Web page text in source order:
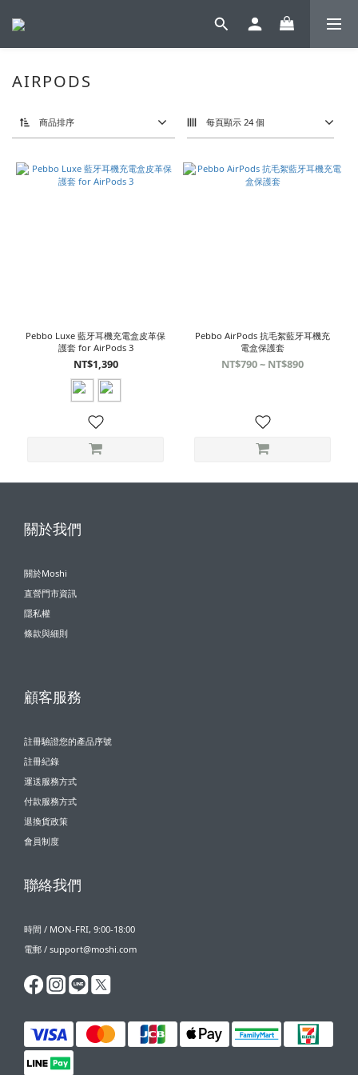
AIRPODS
商品排序 每頁顯示 24 個
Pebbo Luxe 藍牙耳機充電盒皮革保
護套 for AirPods 3
NT$1,390
Pebbo AirPods 抗毛絮藍牙耳機充
電盒保護套
NT$790 ~ NT$890
關於我們
關於Moshi
直營門市資訊
隱私權
條款與細則
顧客服務
註冊驗證您的產品序號
註冊紀錄
運送服務方式
付款服務方式
退換貨政策
會員制度
聯絡我們
時間 / MON-FRI, 9:00-18:00
電郵 / support@moshi.com